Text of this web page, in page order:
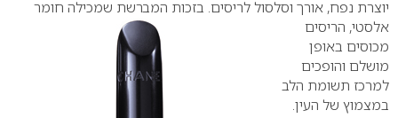
יוצרת נפח, אורך וסלסול לריסים. בזכות המברשת שמכילה חומר
אלסטי, הריסים
מכוסים באופן
מושלם והופכים
למרכז תשומת הלב
במצמוץ של העין.